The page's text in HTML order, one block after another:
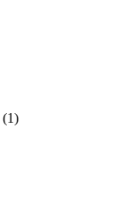
(1)